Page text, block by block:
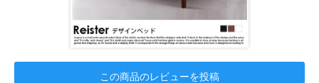
この商品のレビューを投稿